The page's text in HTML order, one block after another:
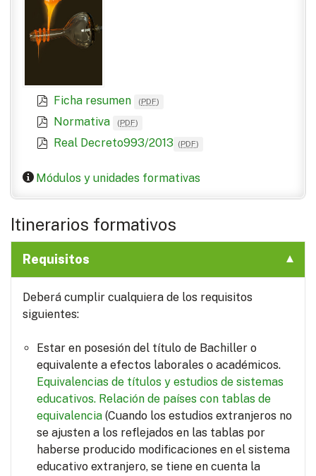
Ficha resumen (PDF)
Normativa (PDF)
Real Decreto993/2013 (PDF)
Módulos y unidades formativas
Itinerarios formativos
Requisitos
Deberá cumplir cualquiera de los requisitos
siguientes:
Estar en posesión del título de Bachiller o
equivalente a efectos laborales o académicos.
Equivalencias de títulos y estudios de sistemas
educativos. Relación de países con tablas de
equivalencia (Cuando los estudios extranjeros no
se ajusten a los reflejados en las tablas por
haberse producido modificaciones en el sistema
educativo extranjero, se tiene en cuenta la